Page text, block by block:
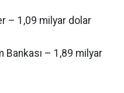
– 1,09 milyar dolar
Bankası – 1,89 milyar